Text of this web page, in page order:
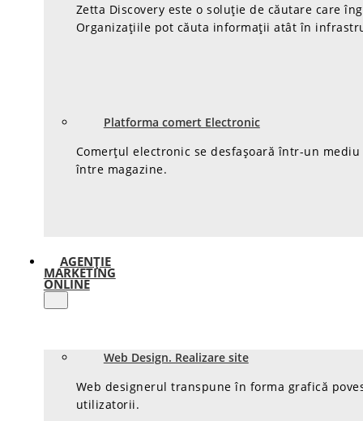
Zetta Discovery este o soluție de căutare care
Organizațiile pot căuta informații atât în
Platforma comert Electronic
Comerțul electronic se desfașoară într-un
între magazine.
AGENȚIE
MARKETING
ONLINE
Web Design. Realizare site
Web designerul transpune în forma grafică
utilizatorii.